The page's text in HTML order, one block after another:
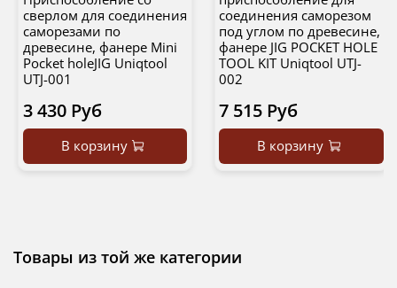
сверлом для соединения
саморезами по
древесине, фанере Mini
Pocket holeJIG Uniqtool
UTJ-001
3 430 Руб
В корзину
соединения саморезом
под углом по древесине,
фанере JIG POCKET HOLE
TOOL KIT Uniqtool UTJ-
002
7 515 Руб
В корзину
Товары из той же категории